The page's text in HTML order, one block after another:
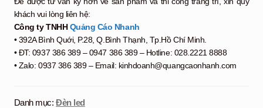
khách vui lòng liên hệ:
Công ty TNHHQuảng Cáo Nhanh
• 392A Bình Quới, P.28, Q.Bình Thạnh, Tp.Hồ Chí Minh.
• ĐT: 0937 386 389 – 0947 386 389 – Hotline: 028.2221 8888
• Zalo: 0937 386 389 – Email: kinhdoanh@quangcaonhanh.com
Danh mục:Đèn led